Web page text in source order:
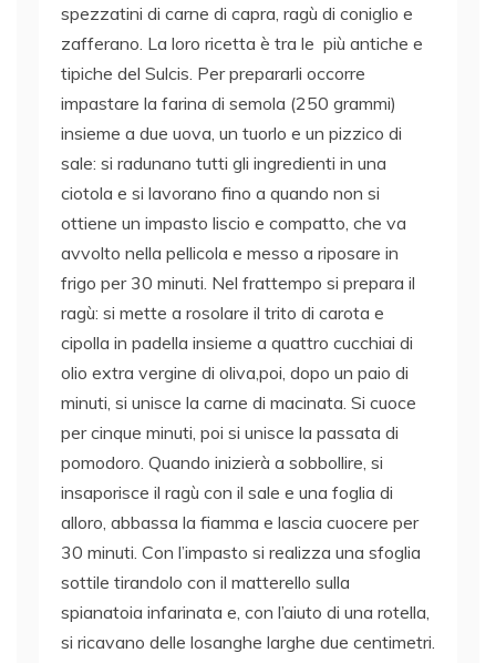
spezzatini di carne di capra, ragù di coniglio e
zafferano. La loro ricetta è tra le più antiche e
tipiche del Sulcis. Per prepararli occorre
impastare la farina di semola (250 grammi)
insieme a due uova, un tuorlo e un pizzico di
sale: si radunano tutti gli ingredienti in una
ciotola e si lavorano fino a quando non si
ottiene un impasto liscio e compatto, che va
avvolto nella pellicola e messo a riposare in
frigo per 30 minuti. Nel frattempo si prepara il
ragù: si mette a rosolare il trito di carota e
cipolla in padella insieme a quattro cucchiai di
olio extra vergine di oliva,poi, dopo un paio di
minuti, si unisce la carne di macinata. Si cuoce
per cinque minuti, poi si unisce la passata di
pomodoro. Quando inizierà a sobbollire, si
insaporisce il ragù con il sale e una foglia di
alloro, abbassa la fiamma e lascia cuocere per
30 minuti. Con l’impasto si realizza una sfoglia
sottile tirandolo con il matterello sulla
spianatoia infarinata e, con l’aiuto di una rotella,
si ricavano delle losanghe larghe due centimetri.